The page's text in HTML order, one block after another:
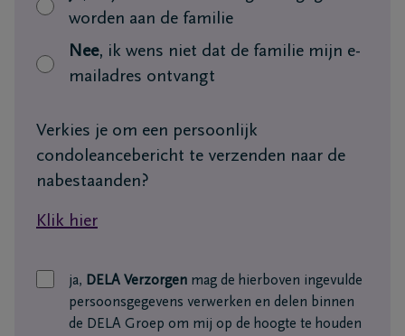
worden aan de familie
Nee, ik wens niet dat de familie mijn e-
mailadres ontvangt
Verkies je om een persoonlijk
condoleancebericht te verzenden naar de
nabestaanden?
Klik hier
ja, DELA Verzorgen mag de hierboven ingevulde
persoonsgegevens verwerken en delen binnen
de DELA Groep om mij op de hoogte te houden